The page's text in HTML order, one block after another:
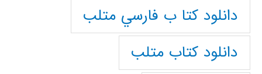
دانلود كتا ب فارسي متلب
دانلود كتاب متلب